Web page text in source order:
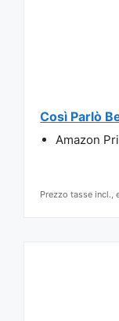
Così Parlò
Amazon
Prezzo tasse incl.,